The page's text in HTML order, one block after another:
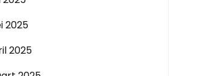
2025
2025